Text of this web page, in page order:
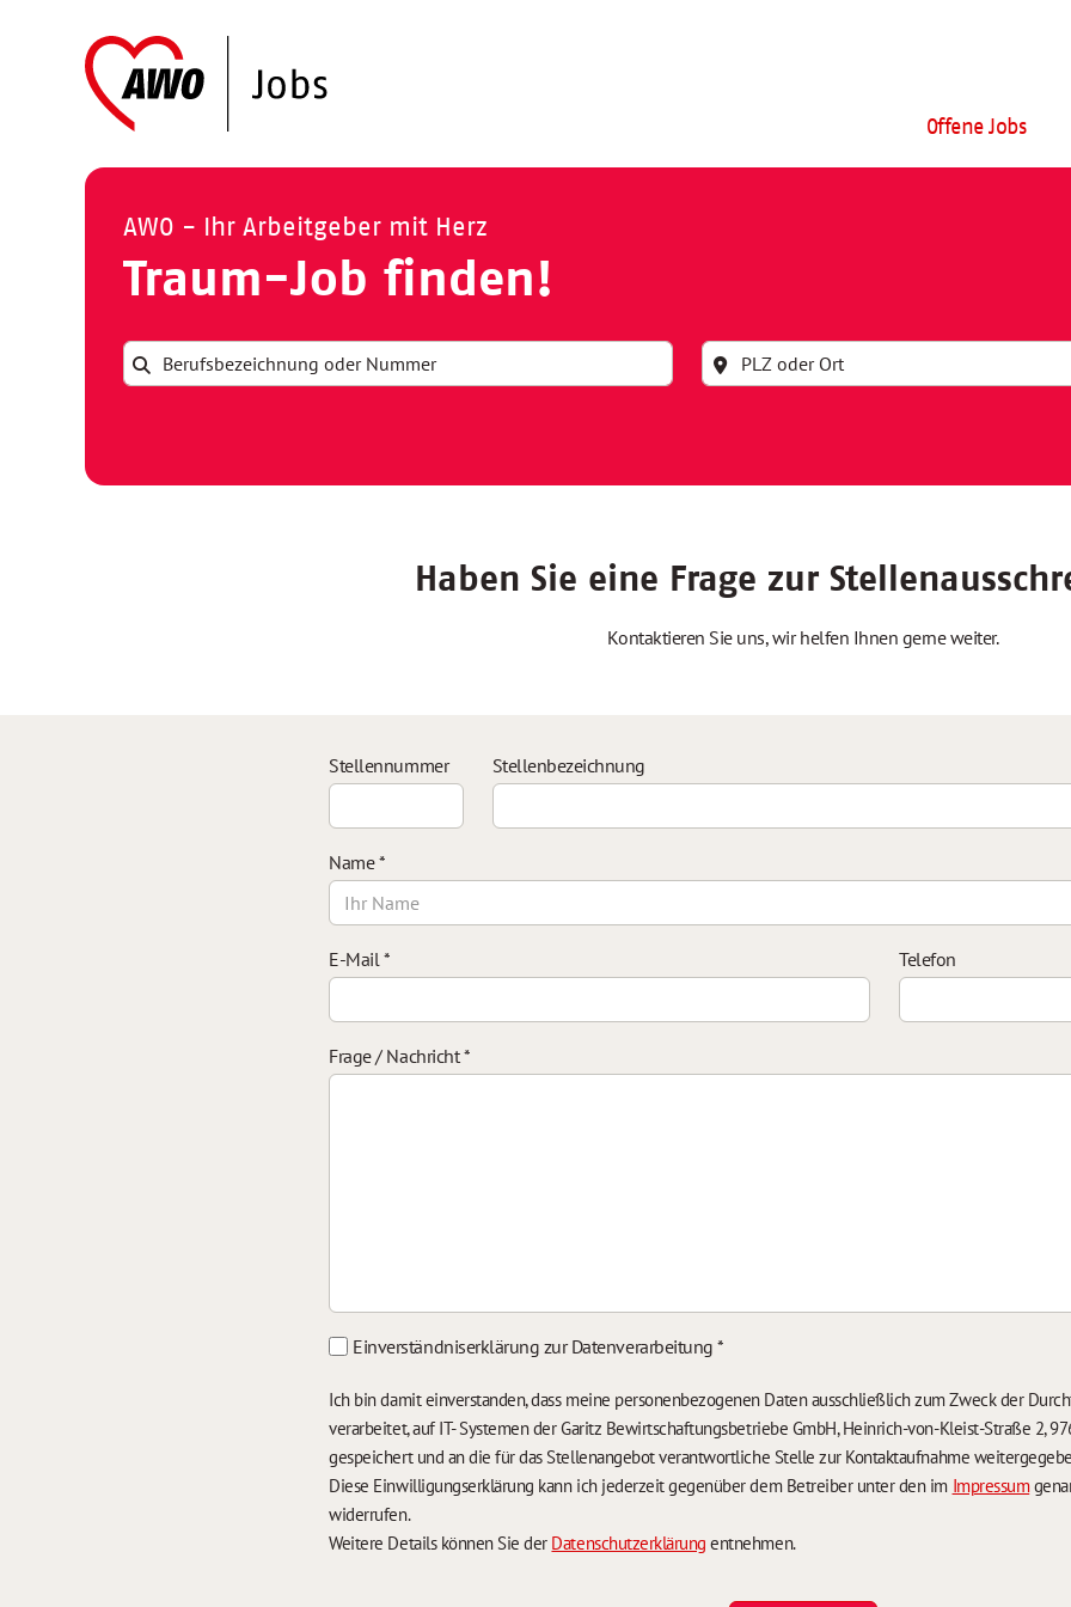
Offene Jobs
AWO - Ihr Arbeitgeber mit Herz
Traum-Job finden!
Haben Sie eine Frage zur
Kontaktieren Sie uns, wir helfen Ihnen gerne weiter.
Stellennummer Stellenbezeichnung
Name*
E-Mail* Telefon
Frage / Nachricht*
Einverständniserklärung zur Datenverarbeitung*
Ich bin damit einverstanden, dass meine personenbezogenen Daten ausschließlich zum Zweck der
verarbeitet, auf IT- Systemen der Garitz Bewirtschaftungsbetriebe GmbH, Heinrich-von-Kleist-Straße 2,
gespeichert und an die für das Stellenangebot verantwortliche Stelle zur Kontaktaufnahme
Diese Einwilligungserklärung kann ich jederzeit gegenüber dem Betreiber unter den im Impressum
widerrufen.
Weitere Details können Sie der Datenschutzerklärung entnehmen.